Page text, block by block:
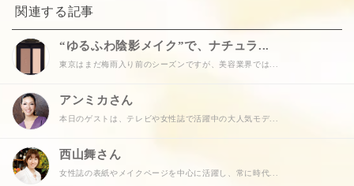
関連する記事
“ゆるふわ陰影メイク”で、ナチュラ...
東京はまだ梅雨入り前のシーズンですが、美容業界では...
アンミカさん
本日のゲストは、テレビや女性誌で活躍中の大人気モデ...
西山舞さん
女性誌の表紙やメイクページを中心に活躍し、常に時代...